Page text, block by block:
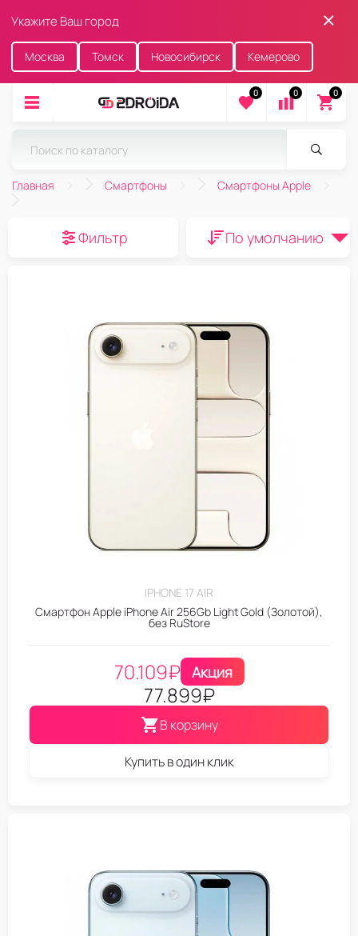
Укажите Ваш город
Москва Томск Новосибирск Кемерово
0 0 0
Главная Смартфоны Смартфоны Apple
Фильтр По умолчанию
IPHONE 17 AIR
Смартфон Apple iPhone Air 256Gb Light Gold (Золотой),
без RuStore
70.109₽ Акция
77.899₽
В корзину
Купить в один клик